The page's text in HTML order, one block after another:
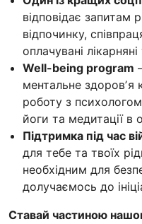
відповідає запитам
відпочинку,
оплачувані
Well-being program
ментальне
роботу з
йоги та медитації в
Підтримка під час
для тебе та твоїх
необхідним для
долучаємось до
Ставай частиною